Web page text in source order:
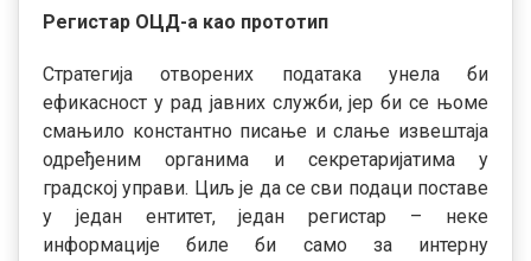
Регистар ОЦД-а као прототип
Стратегија отворених података унела би
ефикасност у рад јавних служби, јер би се њоме
смањило константно писање и слање извештаја
одређеним органима и секретаријатима у
градској управи. Циљ је да се сви подаци поставе
у један ентитет, један регистар – неке
информације биле би само за интерну